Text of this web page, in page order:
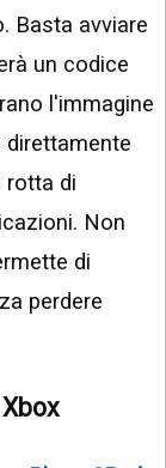
Basta avviare
un codice
l'immagine
rotta di
Non
di
perdere